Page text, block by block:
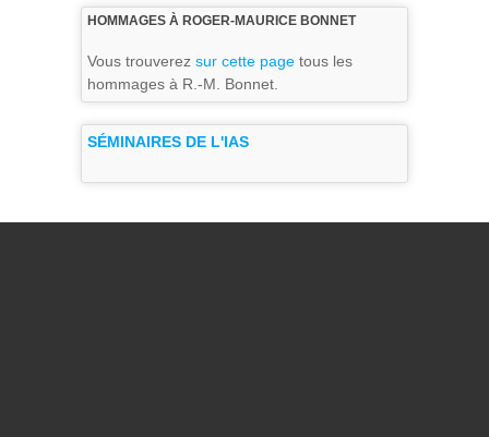
HOMMAGES À ROGER-MAURICE BONNET
Vous trouverez sur cette page tous les
hommages à R.-M. Bonnet.
SÉMINAIRES DE L'IAS